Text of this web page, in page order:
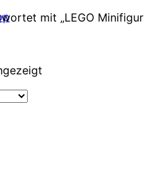
mit „LEGO Minifigur